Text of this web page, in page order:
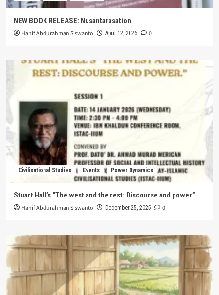
NEW BOOK RELEASE: Nusantarasation
Hanif Abdurahman Siswanto April 12, 2026 0
Civilisational Studies Events Power Dynamics
Stuart Hall’s “The west and the rest: Discourse and power”
Hanif Abdurahman Siswanto December 25, 2025 0